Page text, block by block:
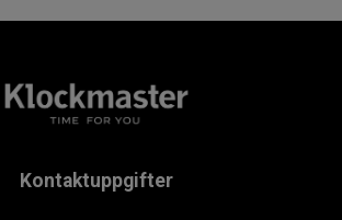
Kontaktuppgifter